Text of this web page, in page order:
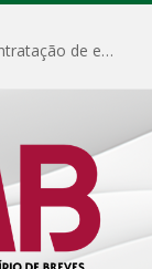
DISPENSA DE LICITAÇÃO Nº 003/2026 ( Contratação de empresa para fornecimento de gêneros alimentícios não perecíveis, materiais de expediente, descartáveis, copa e cozinha, para análise e posterior publicação.)